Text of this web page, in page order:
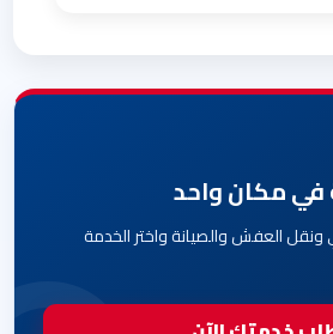
مكان واحد
العفش والصيانة واختر الخدمة